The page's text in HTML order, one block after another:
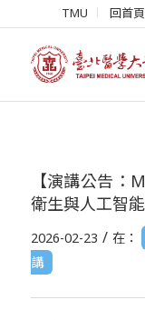
TMU 回首頁
【演講公告：
衛生與人工智能
2026-02-23 / 在：
講